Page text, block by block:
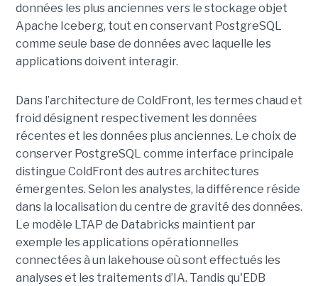
données les plus anciennes vers le stockage objet
Apache Iceberg, tout en conservant PostgreSQL
comme seule base de données avec laquelle les
applications doivent interagir.
Dans l’architecture de ColdFront, les termes chaud et
froid désignent respectivement les données
récentes et les données plus anciennes. Le choix de
conserver PostgreSQL comme interface principale
distingue ColdFront des autres architectures
émergentes. Selon les analystes, la différence réside
dans la localisation du centre de gravité des données.
Le modèle LTAP de Databricks maintient par
exemple les applications opérationnelles
connectées à un lakehouse où sont effectués les
analyses et les traitements d’IA. Tandis qu'EDB